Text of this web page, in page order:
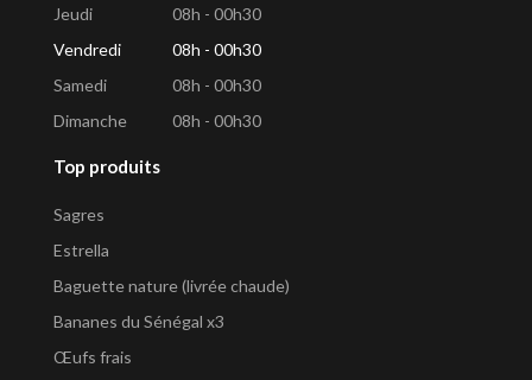
Jeudi
08h - 00h30
Vendredi
08h - 00h30
Samedi
08h - 00h30
Dimanche
08h - 00h30
Top produits
Sagres
Estrella
Baguette nature (livrée chaude)
Bananes du Sénégal x3
Œufs frais